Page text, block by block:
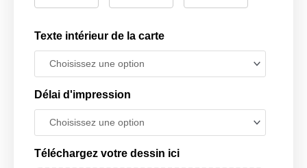
Texte intérieur de la carte
Délai d'impression
Téléchargez votre dessin ici